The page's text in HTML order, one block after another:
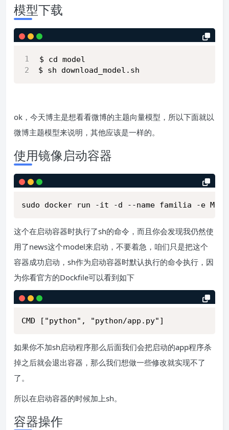
模型下载
$ cd model
$ sh download_model.sh
ok，今天博主是想看看微博的主题向量模型，所以下面就以
微博主题模型来说明，其他应该是一样的。
使用镜像启动容器
sudo docker run -it -d --name familia -e
这个在启动容器时执行了sh的命令，而且你会发现我仍然使
用了news这个model来启动，不要着急，咱们只是把这个
容器成功启动，sh作为启动容器时默认执行的命令执行，因
为你看官方的Dockfile可以看到如下
CMD ["python", "python/app.py"]
如果你不加sh启动程序那么后面我们会把启动的app程序杀
掉之后就会退出容器，那么我们想做一些修改就实现不了
了。
所以在启动容器的时候加上sh。
容器操作